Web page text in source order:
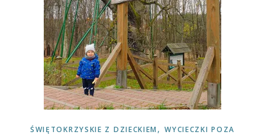
ŚWIĘTOKRZYSKIE Z DZIECKIEM ,WYCIECZKI POZA